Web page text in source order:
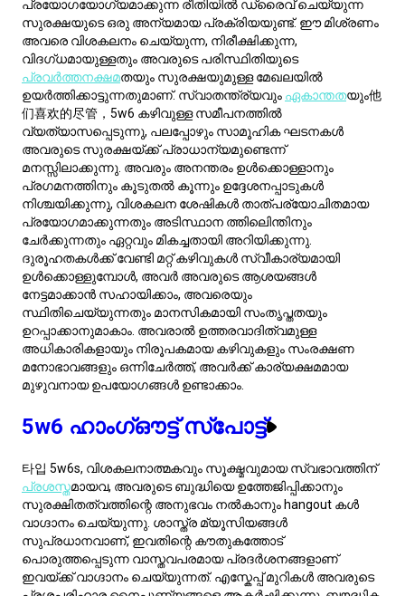
വാഗ്ദാനം ചെയ്യുന്നു. ശാസ്ത്ര മ്യൂസിയങ്ങൾ
സുപ്രധാനവാണ്, ഇവതിന്റെ കൗതുകത്തോട്
പൊരുത്തപ്പെടുന്ന വാസ്തവപരമായ പ്രദർശനങ്ങളാണ്
ഇവയ്ക്ക് വാഗ്ദാനം ചെയ്യുന്നത്. എസ്കേപ്പ് മുറികൾ അവരുടെ
പ്രശ്നപരിഹാര നൈപുണ്യങ്ങളെ ആകർഷിക്കുന്നു, ബൗദ്ധിക
വെല്ലുവിളികളെ ടീം സഹകരണത്തോട് ചേർത്തുവേയ്ക്കുന്നു.
ചരിത്ര ടൂറുകൾ പാഠഭാഗത്തെ പറയുന്ന ഘടനാത്മകമായ
പരീക്ഷണമാണ്, ചരിത്രം ഇപ്പോൾ എങ്ങനെ രൂപം
കൊടുക്കുന്നുവെന്ന് മനസ്സിലാക്കുന്നതിനെ
പ്രാവർത്തികമാക്കുന്നു. ബുക്സ്റ്റോർ outings
വായനുതിന്മകളും, പങ്കിടാനുള്ള സാഹിത്യ താൽപ്പര്യങ്ങളും,
browsingനും അനുയോജ്യമായ അന്തരീക്ഷം നൽകുന്നു.
അക്കാദമിക് ലക്ചറുകൾ വിദഗ്ധ ജ്ഞാനം
കൈവരിക്കാനുടെയും cutting-edge ഗവേഷണം
എങ്ങുചെയ്യുന്നതിനെ എതിരിടാൻ വഴിക്കിഴിവുണ്ട്. ഈ
പ്രവർത്തനങ്ങൾ ഓരോന്നും 5w6 നിന്റെ ചിന്താപരമായ
ഇടപെടലിനും സ്ഥിരതയുള്ള, പിന്തുണയുള്ള
അന്തരീക്ഷത്തിനും അനുയോജ്യമായവയാണ്, ആഴത്തിലുള്ള
കണക്ഷനുകൾ foster ചെയ്യുന്നതിനായി ഇവയെ
സുതാര്യവും ഉത്തകമായതുമാക്കുന്നു.
എന്നിയഗ്രാം 5w6 ആശയവിനിമയ
ശൈലി
എനീയഗ്രാം 5w6 ന്റെ ബന്ധപെടൽ ശൈലി വിശകലന
ചേർന്ന ഒരു സവിശേഷ സംയോജനമാണ്. ഈ വ്യക്തികൾ
സംഭാഷണങ്ങളുടെ സമീപനം രീതിപൂർവവുമാണ്, വിഷയം
പൂർണ്ണമായി മനസിലാക്കി പരിച്ചയിക്കാൻ മുമ്പ് ആലോചനം
നടത്തി സംസാരിക്കുന്നതിനെയാണ് നിർബന്ധിക്കുന്നത്.
പ്രണയ ബന്ധങ്ങളിൽ ചിലപ്പോൾ ഇത് മാനസിക അകലം
എന്നറിവാകാം, പക്ഷേ സത്യം അവരെല്ലാം സ്ഥിരതയും
ഉറപ്പുമുള്ള ഒരു പരിസ്ഥിതി താല്പര്യപ്പെടുന്നു എന്നതാണ്.